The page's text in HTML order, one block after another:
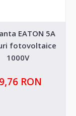
EATON 5A
fotovoltaice
1000V
RON